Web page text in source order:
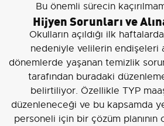
Bu önemli sürecin
Hijyen Sorunları ve
Okulların açıldığı ilk
nedeniyle velilerin endişeleri
dönemlerde yaşanan temizlik
tarafından buradaki
belirtiliyor. Özellikle TYP
düzenleneceği ve bu kapsamda
personeli için bir çözüm planının